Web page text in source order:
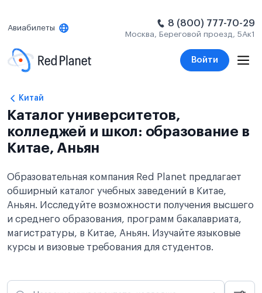
Авиабилеты 8 (800) 777-70-29
Москва, Береговой проезд, 5Ак1
Войти
Китай
Каталог университетов,
колледжей и школ: образование в
Китае, Аньян
Образовательная компания Red Planet предлагает
обширный каталог учебных заведений в Китае,
Аньян. Исследуйте возможности получения высшего
и среднего образования, программ бакалавриата,
магистратуры, в Китае, Аньян. Изучайте языковые
курсы и визовые требования для студентов.